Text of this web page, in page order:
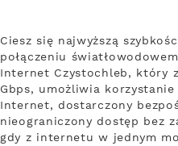
Ciesz się najwyższą
połączeniu
Internet Czystochleb, który
Gbps, umożliwia
Internet, dostarczony
nieograniczony dostęp bez
gdy z internetu w jednym